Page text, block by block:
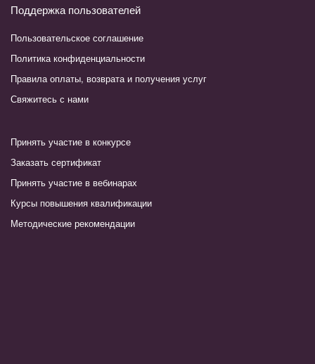
Поддержка пользователей
Пользовательское соглашение
Политика конфиденциальности
Правила оплаты, возврата и получения услуг
Свяжитесь с нами
Принять участие в конкурсе
Заказать сертификат
Принять участие в вебинарах
Курсы повышения квалификации
Методические рекомендации